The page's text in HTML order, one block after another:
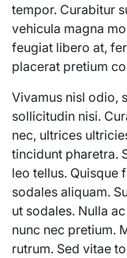
tempor. Curabitur
vehicula magna
feugiat libero at,
placerat pretium
Vivamus nisl odio,
sollicitudin nisi.
nec, ultrices
tincidunt pharetra.
leo tellus. Quisque
sodales aliquam.
ut sodales. Nulla
nunc nec pretium.
rutrum. Sed vitae